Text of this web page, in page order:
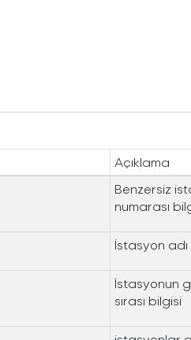
Açıklama
Benzersiz
numarası
İstasyon
İstasyonun
sırası bilgisi